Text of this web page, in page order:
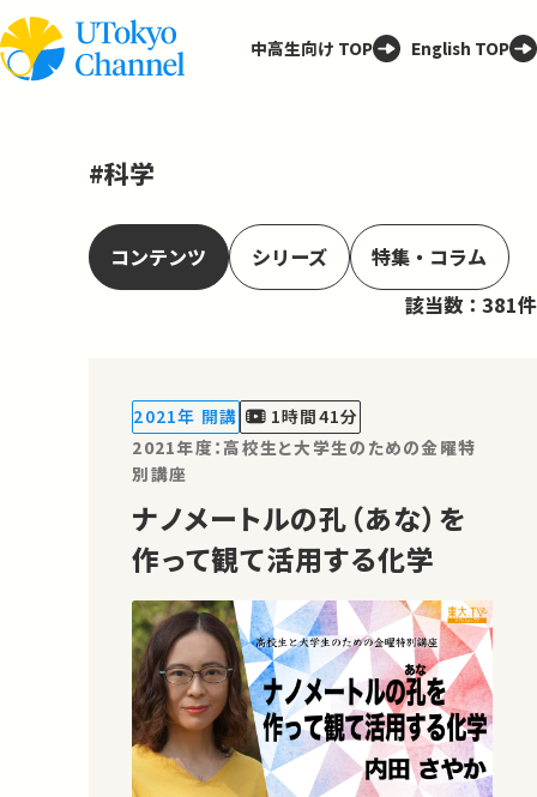
中高生向け TOP English TOP
#科学
コンテンツ シリーズ
特集・コラム
該当数：381件
2021年 開講
1時間41分
2021年度：高校生と大学生のための金曜特
別講座
ナノメートルの孔（あな）を
作って観て活用する化学